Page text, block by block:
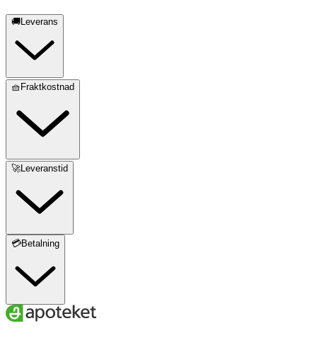
🚚Leverans
🧺Fraktkostnad
🚀Leveranstid
💳Betalning